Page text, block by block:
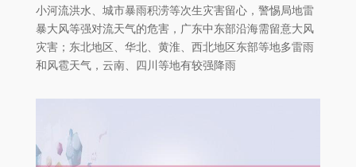
小河流洪水、城市暴雨积涝等次生灾害留心，警惕局地雷
暴大风等强对流天气的危害，广东中东部沿海需留意大风
灾害；东北地区、华北、黄淮、西北地区东部等地多雷雨
和风雹天气，云南、四川等地有较强降雨